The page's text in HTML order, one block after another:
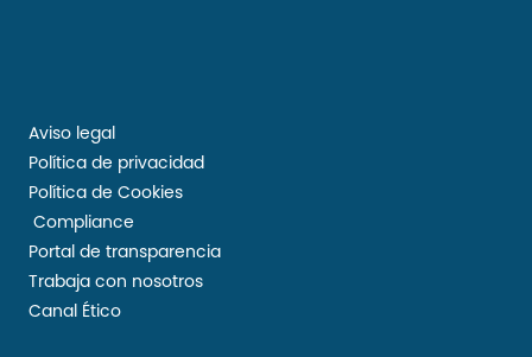
Aviso legal
Política de privacidad
Política de Cookies
Compliance
Portal de transparencia
Trabaja con nosotros
Canal Ético